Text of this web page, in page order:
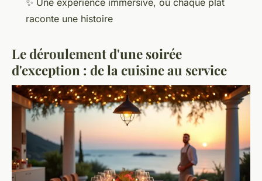
raconte une histoire
Le déroulement d'une soirée
d'exception : de la cuisine au service